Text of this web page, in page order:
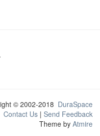
© 2002-2018 DuraSpace
Contact Us | Send Feedback
Theme by Atmire